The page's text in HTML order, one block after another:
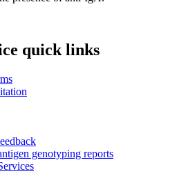
quick links
genotyping reports